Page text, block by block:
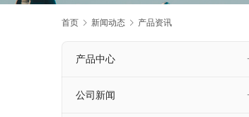
首页 新闻动态 产品资讯
产品中心
公司新闻